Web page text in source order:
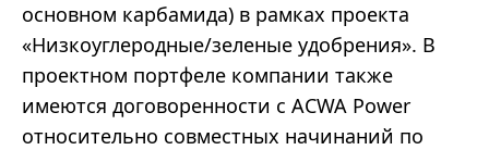
основном карбамида) в рамках проекта
«Низкоуглеродные/зеленые удобрения». В
проектном портфеле компании также
имеются договоренности с ACWA Power
относительно совместных начинаний по